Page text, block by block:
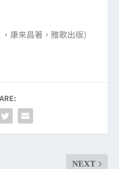
康來昌著，雅歌出版）
NEXT